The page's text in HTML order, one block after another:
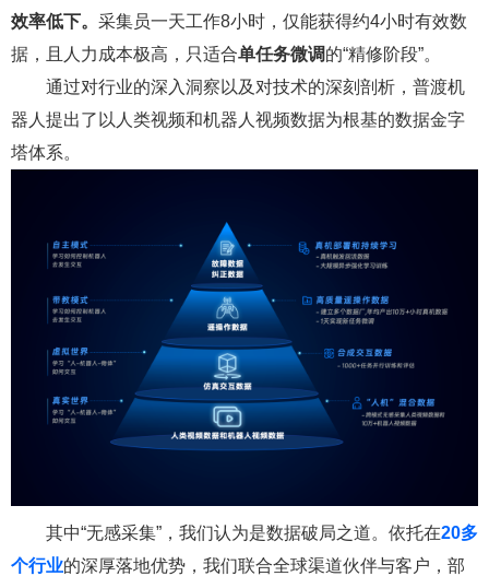
效率低下。 采集员一天工作8小时，仅能获得约4小时有效数
据，且人力成本极高，只适合单任务微调的“精修阶段”。
通过对行业的深入洞察以及对技术的深刻剖析，普渡机
器人提出了以人类视频和机器人视频数据为根基的数据金字
塔体系。
其中“无感采集”，我们认为是数据破局之道。依托在20多
个行业的深厚落地优势，我们联合全球渠道伙伴与客户，部